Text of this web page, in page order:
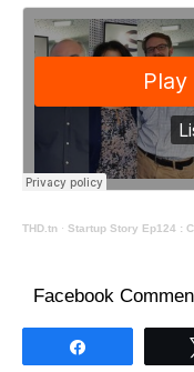
THD.tn· Startup Story Ep124 :
Facebook